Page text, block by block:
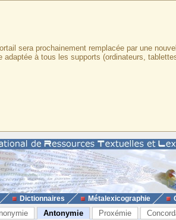
sera prochainement remplacée par une
adaptée à tous les supports (ordinateurs,
Dictionnaires Métalexicographie
Antonymie Proxémie